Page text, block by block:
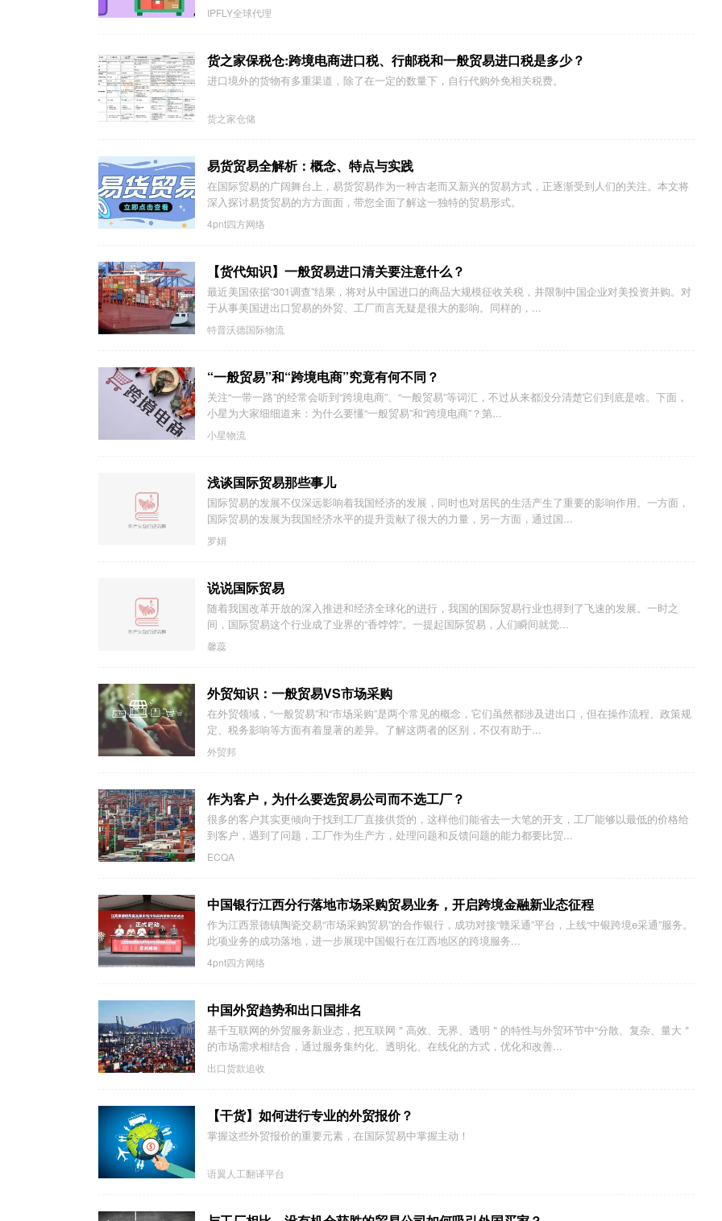
IPFLY全球代理
货之家保税仓:跨境电商进口税、行邮税和一般贸易进口税是多少？
进口境外的货物有多重渠道，除了在一定的数量下，自行代购外免相关税费。
货之家仓储
易货贸易全解析：概念、特点与实践
在国际贸易的广阔舞台上，易货贸易作为一种古老而又新兴的贸易方式，正逐渐受到人们的关注。本文将
深入探讨易货贸易的方方面面，带您全面了解这一独特的贸易形式。
4pnt四方网络
【货代知识】一般贸易进口清关要注意什么？
最近美国依据“301调查”结果，将对从中国进口的商品大规模征收关税，并限制中国企业对美投资并购。对
于从事美国进出口贸易的外贸、工厂而言无疑是很大的影响。同样的，...
特普沃德国际物流
“一般贸易”和“跨境电商”究竟有何不同？
关注“一带一路”的经常会听到“跨境电商”、“一般贸易”等词汇，不过从来都没分清楚它们到底是啥。下面，
小星为大家细细道来：为什么要懂“一般贸易”和“跨境电商”？第...
小星物流
浅谈国际贸易那些事儿
国际贸易的发展不仅深远影响着我国经济的发展，同时也对居民的生活产生了重要的影响作用。一方面，
国际贸易的发展为我国经济水平的提升贡献了很大的力量，另一方面，通过国...
罗娟
说说国际贸易
随着我国改革开放的深入推进和经济全球化的进行，我国的国际贸易行业也得到了飞速的发展。一时之
间，国际贸易这个行业成了业界的“香饽饽”。一提起国际贸易，人们瞬间就觉...
馨蕊
外贸知识：一般贸易VS市场采购
在外贸领域，“一般贸易”和“市场采购”是两个常见的概念，它们虽然都涉及进出口，但在操作流程、政策规
定、税务影响等方面有着显著的差异。了解这两者的区别，不仅有助于...
外贸邦
作为客户，为什么要选贸易公司而不选工厂？
很多的客户其实更倾向于找到工厂直接供货的，这样他们能省去一大笔的开支，工厂能够以最低的价格给
到客户，遇到了问题，工厂作为生产方，处理问题和反馈问题的能力都要比贸...
ECQA
中国银行江西分行落地市场采购贸易业务，开启跨境金融新业态征程
作为江西景德镇陶瓷交易“市场采购贸易”的合作银行，成功对接“赣采通”平台，上线“中银跨境e采通”服务。
此项业务的成功落地，进一步展现中国银行在江西地区的跨境服务...
4pnt四方网络
中国外贸趋势和出口国排名
基千互联网的外贸服务新业态，把互联网＂高效、无界、透明＂的特性与外贸环节中“分散、复杂、量大＂
的市场需求相结合，通过服务集约化、透明化、在线化的方式，优化和改善...
出口货款追收
【干货】如何进行专业的外贸报价？
掌握这些外贸报价的重要元素，在国际贸易中掌握主动！
语翼人工翻译平台